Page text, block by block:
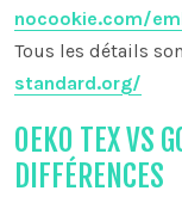
nocookie.com/
Tous les détails
standard.org/
OEKO TEX VS
DIFFÉRENCES